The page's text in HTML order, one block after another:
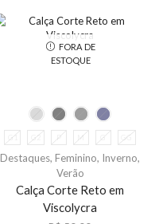
FORA DE
ESTOQUE
G1 G2 P M G GG
Destaques, Feminino, Inverno,
Verão
Calça Corte Reto em
Viscolycra